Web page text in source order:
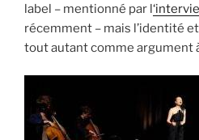
label – mentionné par l
récemment – mais l’identité
tout autant comme argument